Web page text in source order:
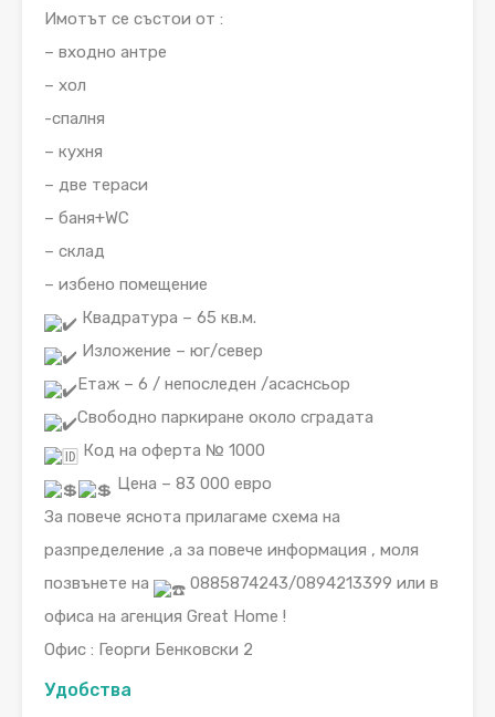
Имотът се състои от :
– входно антре
– хол
-спалня
– кухня
– две тераси
– баня+WC
– склад
– избено помещение
Квадратура – 65 кв.м.
Изложение – юг/север
Етаж – 6 / непоследен /асаснсьор
Свободно паркиране около сградата
Код на оферта № 1000
Цена – 83 000 евро
За повече яснота прилагаме схема на
разпределение ,а за повече информация , моля
позвънете на
0885874243/0894213399 или в
офиса на агенция Great Home !
Офис : Георги Бенковски 2
Удобства